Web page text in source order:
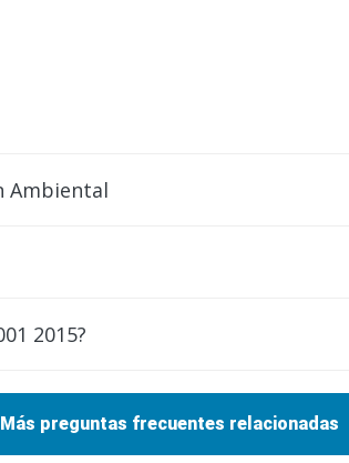
Ambiental
2015?
Más preguntas frecuentes relacionadas